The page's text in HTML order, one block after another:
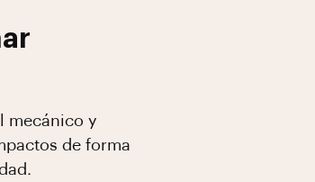
mecánico y
de forma